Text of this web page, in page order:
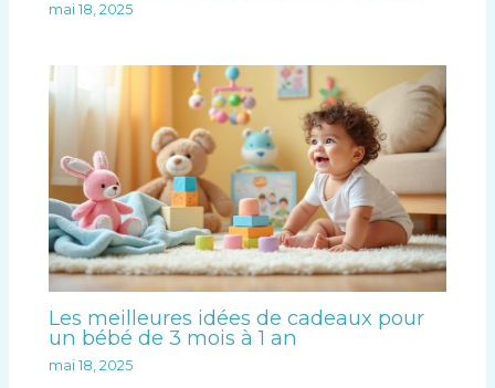
mai 18, 2025
Les meilleures idées de cadeaux pour
un bébé de 3 mois à 1 an
mai 18, 2025